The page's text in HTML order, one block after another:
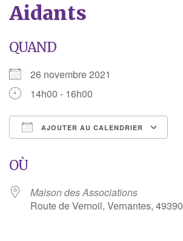
Aidants
QUAND
26 novembre 2021
14h00 - 16h00
AJOUTER AU CALENDRIER
OÙ
Maison des Associations
Route de Vernoil, Vernantes, 49390